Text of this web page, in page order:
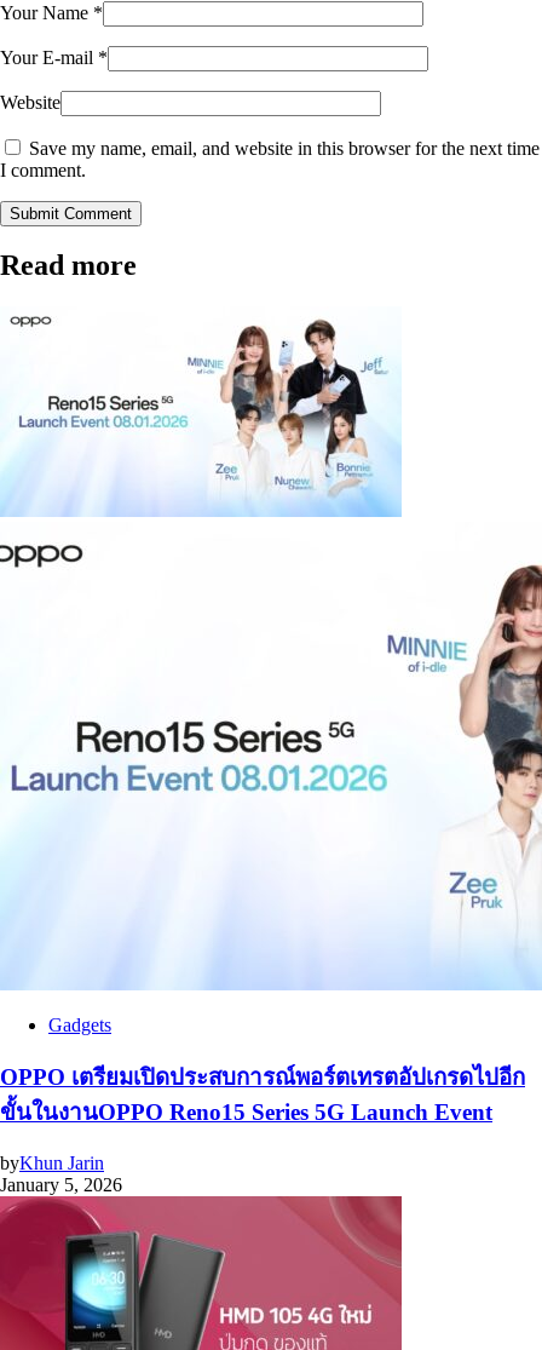
Your Name *
Your E-mail *
Website
Save my name, email, and website in this browser for the next time
I comment.
Submit Comment
Read more
Gadgets
OPPO เตรียมเปิดประสบการณ์พอร์ตเทรตอัปเกรดไปอีก
ขั้นในงานOPPO Reno15 Series 5G Launch Event
byKhun Jarin
January 5, 2026